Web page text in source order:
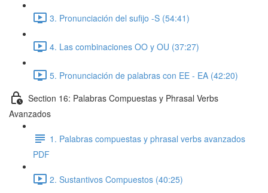
3. Pronunciación del sufijo -S (54:41)
4. Las combinaciones OO y OU (37:27)
5. Pronunciación de palabras con EE - EA (42:20)
Section 16: Palabras Compuestas y Phrasal Verbs
Avanzados
1. Palabras compuestas y phrasal verbs avanzados
PDF
2. Sustantivos Compuestos (40:25)